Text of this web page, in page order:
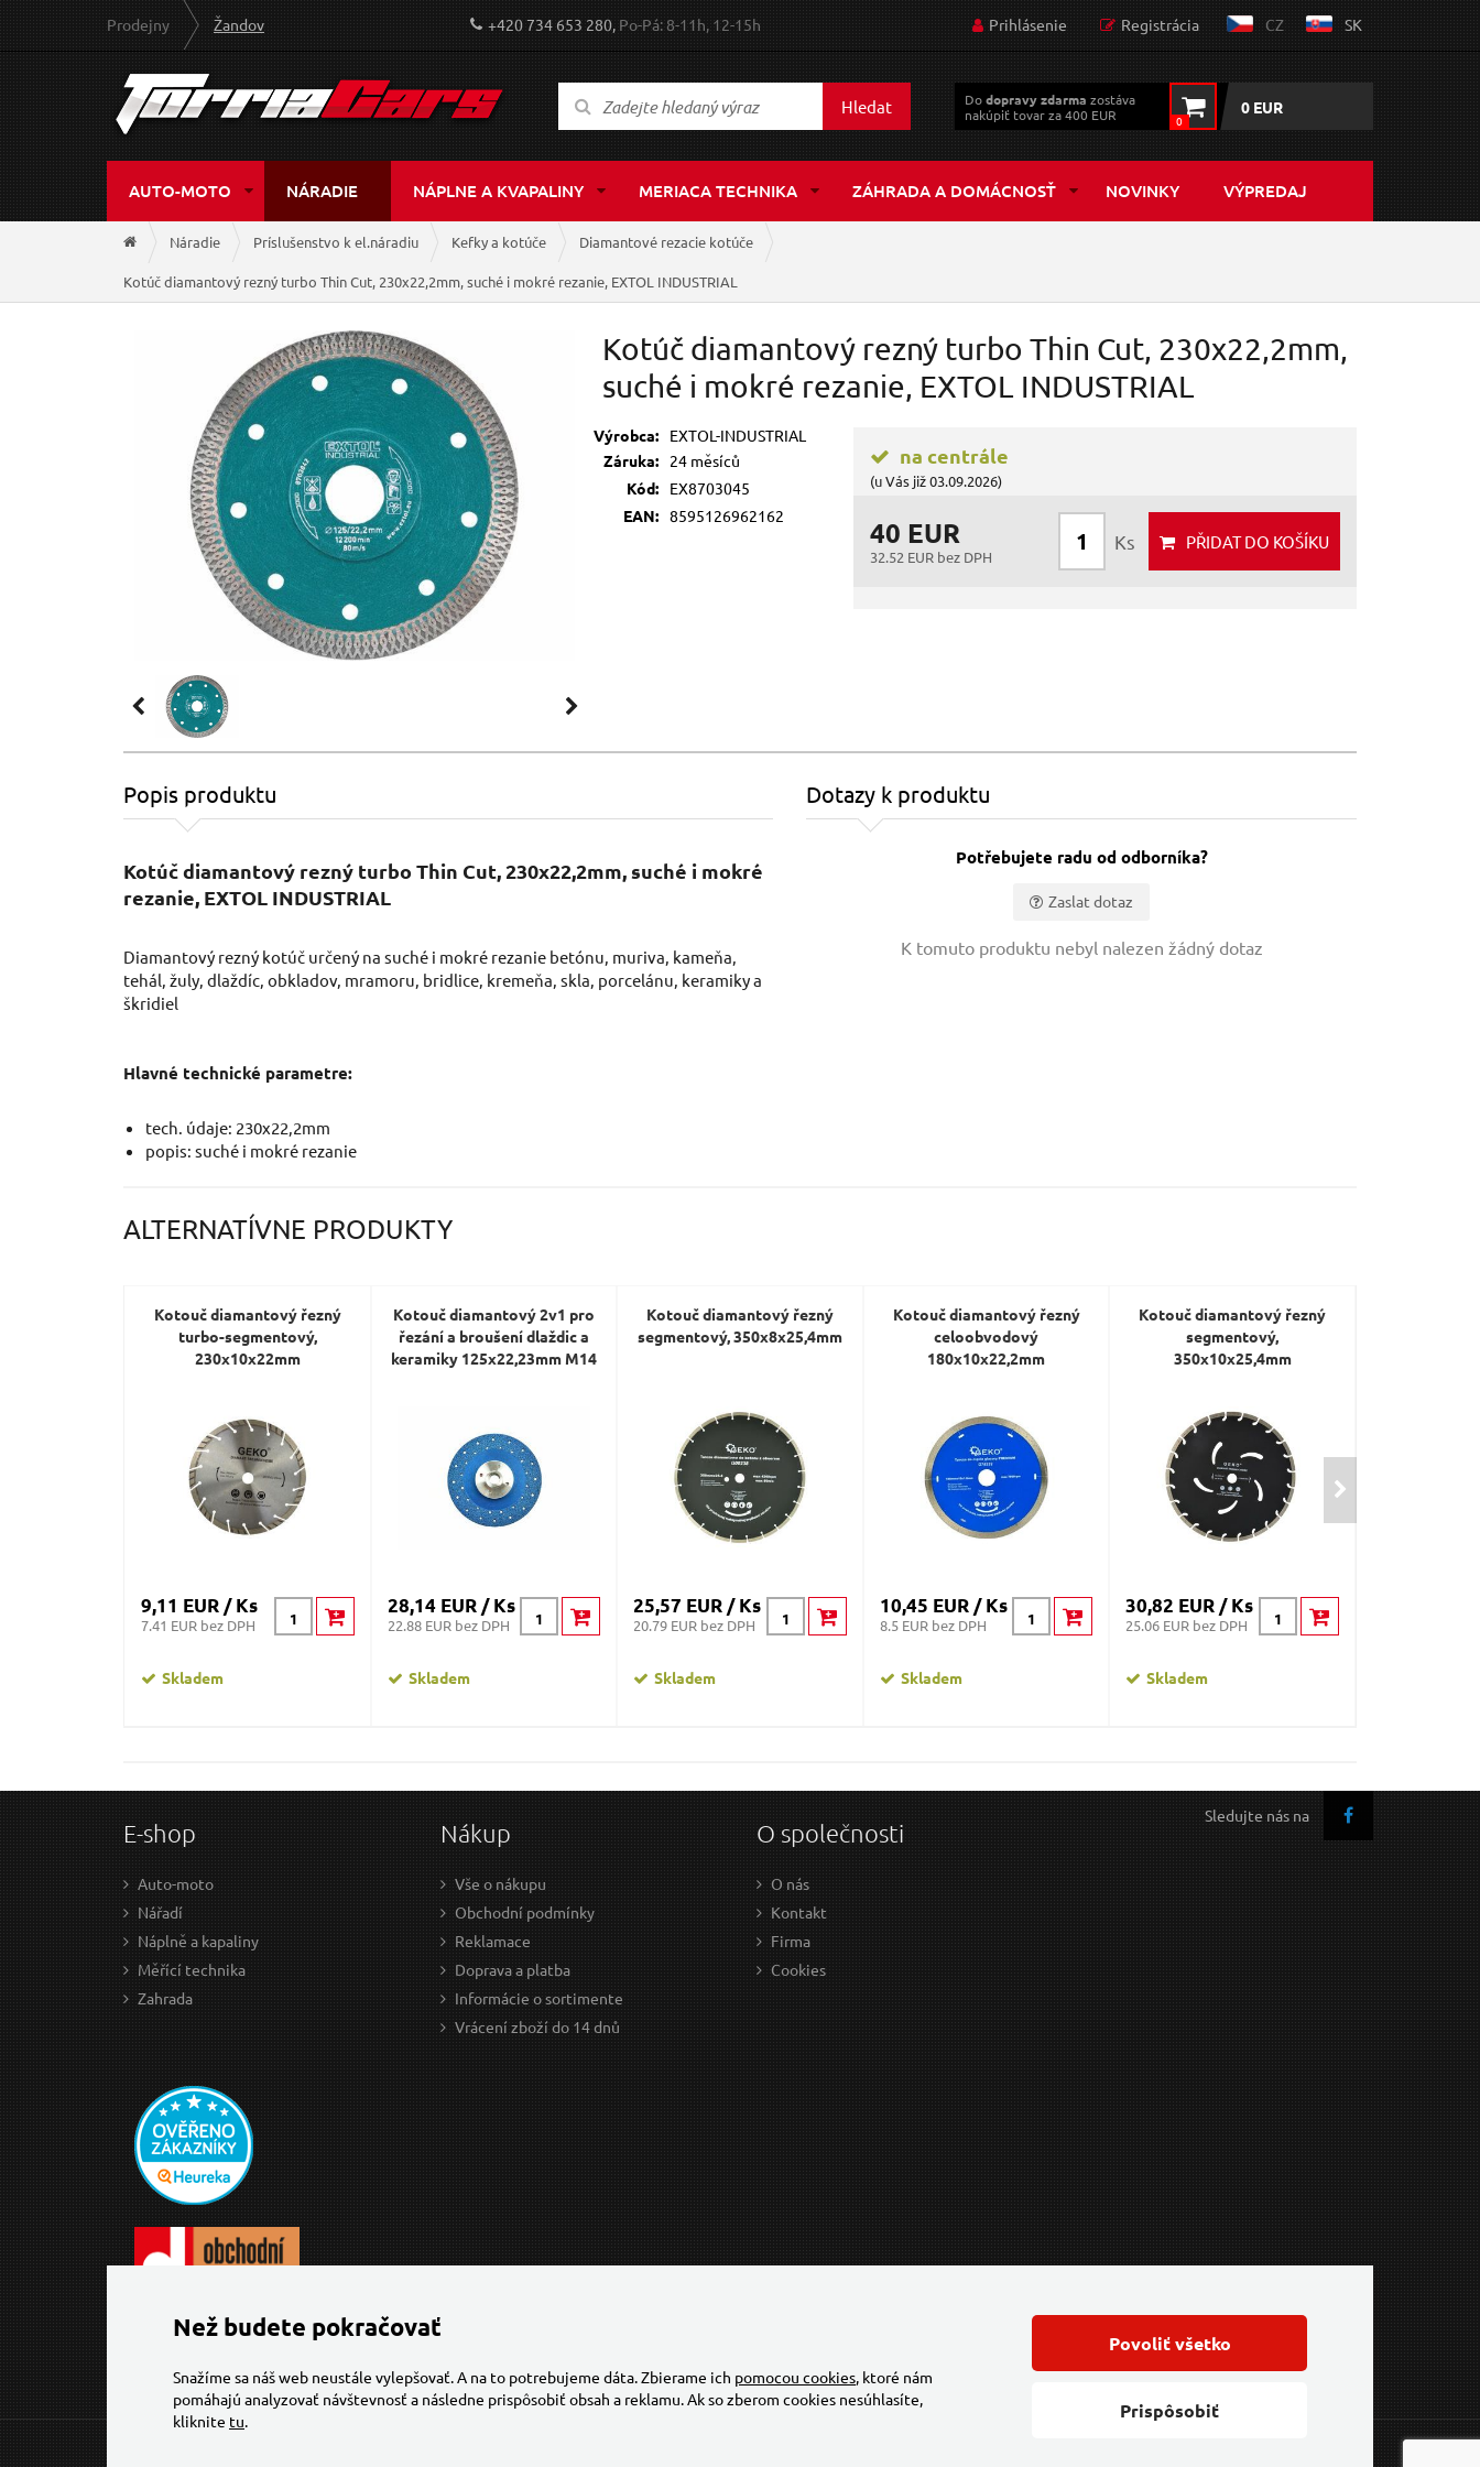
Prodejny Žandov +420 734 653 280, Po-Pá: 8-11h, 12-15h Prihlásenie Registrácia CZ SK
Hledat Dodopravy zdarma zostáva
nakúpiť tovar za 400 EUR
0
0 EUR
AUTO-MOTO NÁRADIE NÁPLNE A KVAPALINY MERIACA TECHNIKA ZÁHRADA A DOMÁCNOSŤ NOVINKY VÝPREDAJ
Náradie Príslušenstvo k el.náradiu Kefky a kotúče Diamantové rezacie kotúče
Kotúč diamantový rezný turbo Thin Cut, 230x22,2mm, suché i mokré rezanie, EXTOL INDUSTRIAL
Kotúč diamantový rezný turbo Thin Cut, 230x22,2mm,
suché i mokré rezanie, EXTOL INDUSTRIAL
Výrobca:
EXTOL-INDUSTRIAL
Záruka:
24 měsíců
Kód:
EX8703045
EAN: 8595126962162
na centrále
(u Vás již 03.09.2026)
40 EUR
32.52 EUR bez DPH
Ks PŘIDATDO KOŠÍKU
Popis produktu
Kotúč diamantový rezný turbo Thin Cut, 230x22,2mm, suché i mokré
rezanie, EXTOL INDUSTRIAL
Diamantový rezný kotúč určený na suché i mokré rezanie betónu, muriva, kameňa,
tehál, žuly, dlaždíc, obkladov, mramoru, bridlice, kremeňa, skla, porcelánu, keramiky a
škridiel
Hlavné technické parametre:
tech. údaje: 230x22,2mm
popis: suché i mokré rezanie
Dotazy k produktu
Potřebujete radu od odborníka?
Zaslat dotaz
K tomuto produktu nebyl nalezen žádný dotaz
ALTERNATÍVNE PRODUKTY
Kotouč diamantový řezný
turbo-segmentový,
230x10x22mm
9,11 EUR / Ks
7.41 EUR bez DPH
Skladem
Kotouč diamantový 2v1 pro
řezání a broušení dlaždic a
keramiky 125x22,23mm M14
28,14 EUR / Ks
22.88 EUR bez DPH
Skladem
Kotouč diamantový řezný
segmentový, 350x8x25,4mm
25,57 EUR / Ks
20.79 EUR bez DPH
Skladem
Kotouč diamantový řezný
celoobvodový
180x10x22,2mm
10,45 EUR / Ks
8.5 EUR bez DPH
Skladem
Kotouč diamantový řezný
segmentový,
350x10x25,4mm
30,82 EUR / Ks
25.06 EUR bez DPH
Skladem
Sledujte nás na
E-shop
Auto-moto
Nářadí
Náplně a kapaliny
Měřící technika
Zahrada
Nákup
Vše o nákupu
Obchodní podmínky
Reklamace
Doprava a platba
Informácie o sortimente
Vrácení zboží do 14 dnů
O společnosti
O nás
Kontakt
Firma
Cookies
Než budete pokračovať
Snažíme sa náš web neustále vylepšovať. A na to potrebujeme dáta. Zbierame ich pomocou cookies, ktoré nám
pomáhajú analyzovať návštevnosť a následne prispôsobiť obsah a reklamu. Ak so zberom cookies nesúhlasíte,
kliknite tu. Prispôsobiť
Povoliť všetko